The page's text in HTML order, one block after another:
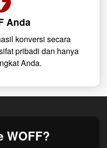
Anda
konversi secara
pribadi dan hanya
Anda.
WOFF?